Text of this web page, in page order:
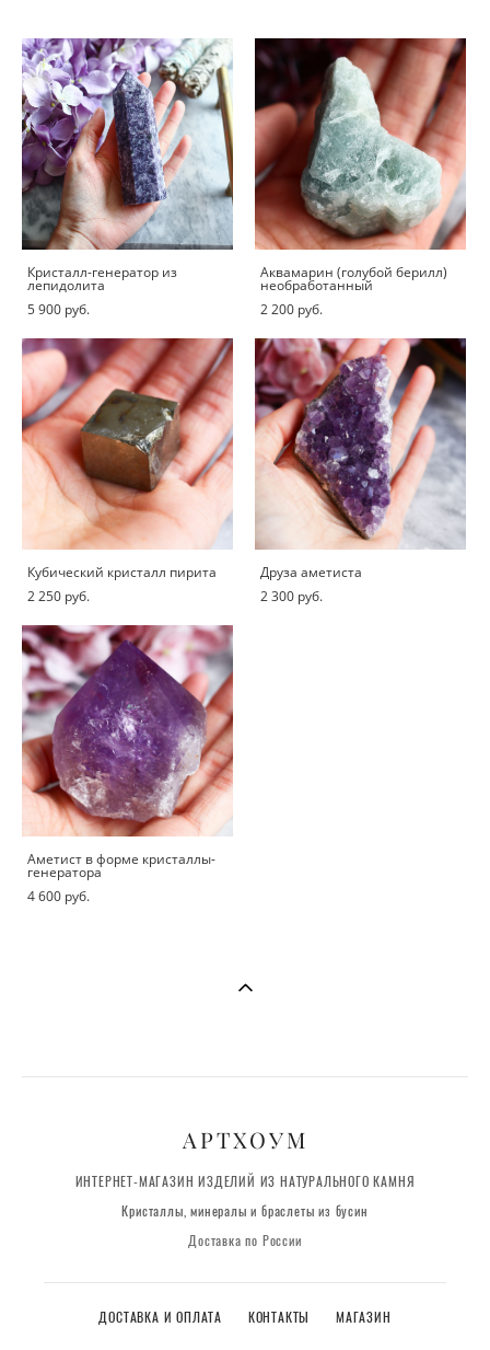
Кристалл-генератор из
лепидолита
5 900 pуб.
Аквамарин (голубой берилл)
необработанный
2 200 pуб.
Кубический кристалл пирита
2 250 pуб.
Друза аметиста
2 300 pуб.
Аметист в форме кристаллы-
генератора
4 600 pуб.
АРТХОУМ
ИНТЕРНЕТ-МАГАЗИН ИЗДЕЛИЙ ИЗ НАТУРАЛЬНОГО КАМНЯ
Кристаллы, минералы и браслеты из бусин
Доставка по России
ДОСТАВКА И ОПЛАТА КОНТАКТЫ МАГАЗИН